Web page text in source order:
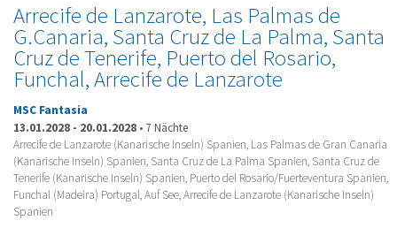
Arrecife de Lanzarote, Las Palmas de
G.Canaria, Santa Cruz de La Palma, Santa
Cruz de Tenerife, Puerto del Rosario,
Funchal, Arrecife de Lanzarote
MSC Fantasia
13.01.2028 - 20.01.2028 • 7 Nächte
Arrecife de Lanzarote (Kanarische Inseln) Spanien, Las Palmas de Gran Canaria
(Kanarische Inseln) Spanien, Santa Cruz de La Palma Spanien, Santa Cruz de
Tenerife (Kanarische Inseln) Spanien, Puerto del Rosario/Fuerteventura Spanien,
Funchal (Madeira) Portugal, Auf See, Arrecife de Lanzarote (Kanarische Inseln)
Spanien